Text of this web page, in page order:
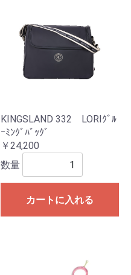
KINGSLAND 332 LORIｸﾞﾙ
ｰﾐﾝｸﾞﾊﾞｯｸﾞ
￥24,200
数量
カートに入れる